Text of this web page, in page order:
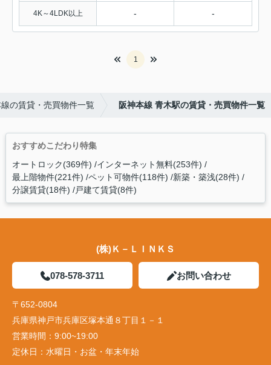
4K～4LDK以上 - -
1
の賃貸・売買物件一覧 阪神本線 青木駅の賃貸・売買物件一覧
おすすめこだわり特集
オートロック(369件) インターネット無料(253件)
最上階物件(221件) ペット可物件(118件) 新築・築浅(28件)
分譲賃貸(18件) 戸建て賃貸(8件)
(株)Ｋ－ＬＩＮＫＳ
078-578-3711 お問い合わせ
〒652-0804
兵庫県神戸市兵庫区塚本通８丁目１－１
営業時間： 9:00~19:00
定休日： 水曜日・お盆・年末年始